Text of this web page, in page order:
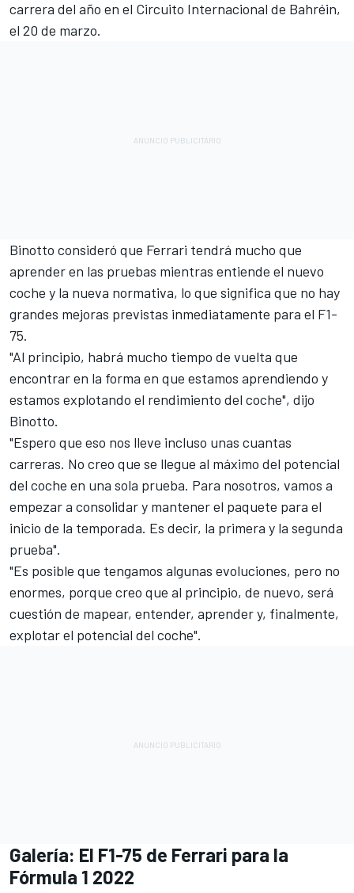
carrera del año en el Circuito Internacional de Bahréin,
el 20 de marzo.
Binotto consideró que Ferrari tendrá mucho que
aprender en las pruebas mientras entiende el nuevo
coche y la nueva normativa, lo que significa que no hay
grandes mejoras previstas inmediatamente para el F1-
75.
"Al principio, habrá mucho tiempo de vuelta que
encontrar en la forma en que estamos aprendiendo y
estamos explotando el rendimiento del coche", dijo
Binotto.
"Espero que eso nos lleve incluso unas cuantas
carreras. No creo que se llegue al máximo del potencial
del coche en una sola prueba. Para nosotros, vamos a
empezar a consolidar y mantener el paquete para el
inicio de la temporada. Es decir, la primera y la segunda
prueba".
"Es posible que tengamos algunas evoluciones, pero no
enormes, porque creo que al principio, de nuevo, será
cuestión de mapear, entender, aprender y, finalmente,
explotar el potencial del coche".
Galería: El F1-75 de Ferrari para la
Fórmula 1 2022